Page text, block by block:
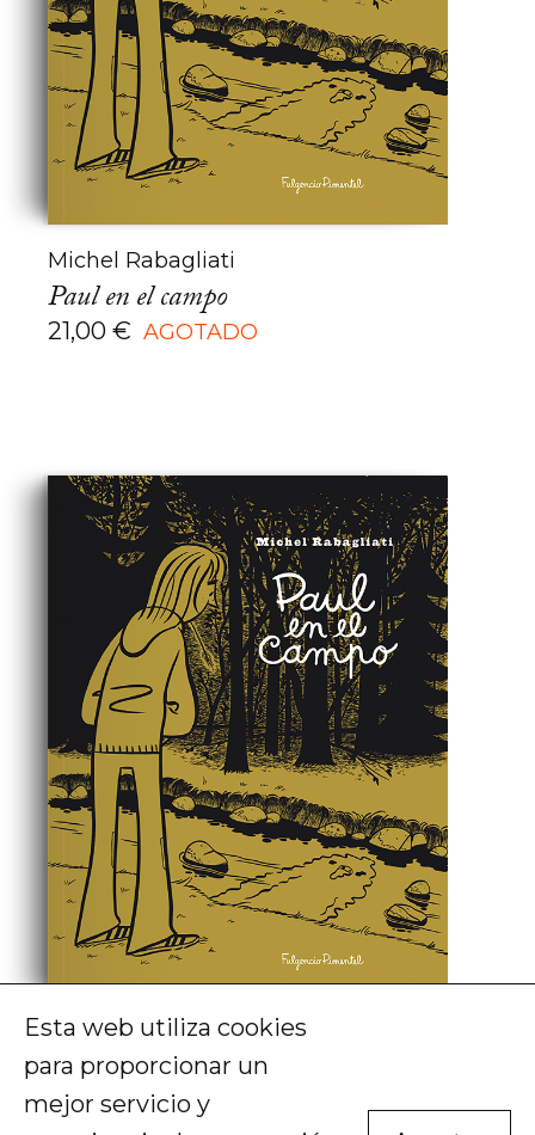
Michel Rabagliati
Paul en el campo
21,00 € AGOTADO
Michel Rabagliati
Paul en el campo (ejemplar TOCADO)
21,00€El
precio
14,00€
Esta web utiliza cookies
para proporcionar un
mejor servicio y